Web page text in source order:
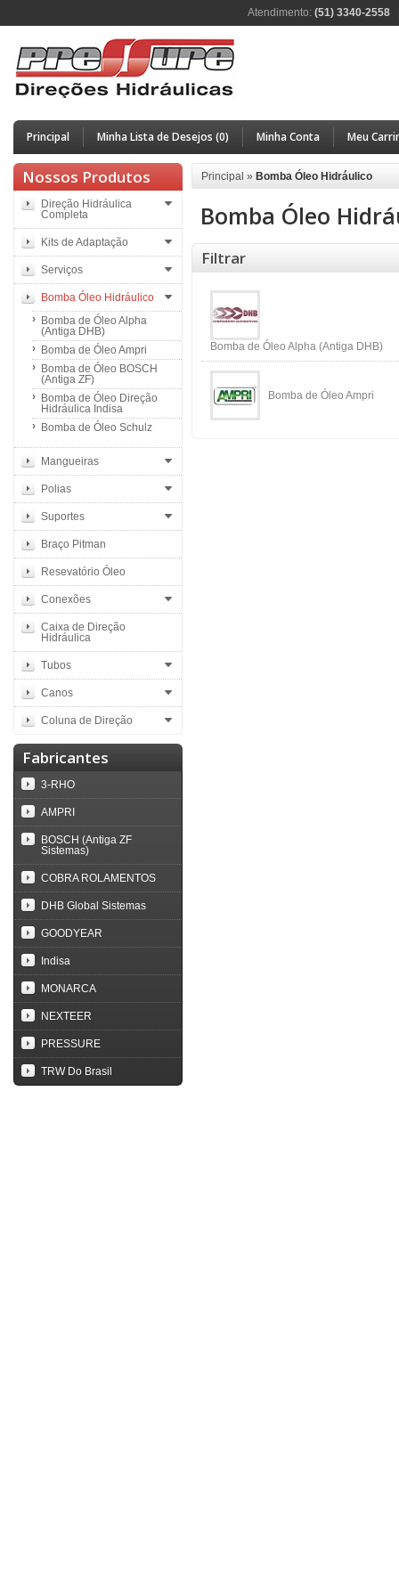
Atendimento: (51) 3340-
Principal Minha Lista de Desejos (0) Minha Conta Meu
Nossos Produtos
Direção Hidráulica
Completa
Kits de Adaptação
Serviços
Bomba Óleo Hidráulico
Bomba de Óleo Alpha
(Antiga DHB)
Bomba de Óleo Ampri
Bomba de Óleo BOSCH
(Antiga ZF)
Bomba de Óleo Direção
Hidráulica Indisa
Bomba de Óleo Schulz
Mangueiras
Polias
Suportes
Braço Pitman
Resevatório Óleo
Conexões
Caixa de Direção
Hidráulica
Tubos
Canos
Coluna de Direção
Fabricantes
3-RHO
AMPRI
BOSCH (Antiga ZF
Sistemas)
COBRA ROLAMENTOS
DHB Global Sistemas
GOODYEAR
Indisa
MONARCA
NEXTEER
PRESSURE
TRW Do Brasil
Principal » Bomba Óleo Hidráulico
Bomba Óleo
Filtrar
Bomba de Óleo Alpha (Antiga DHB)
Bomba de Óleo Ampri